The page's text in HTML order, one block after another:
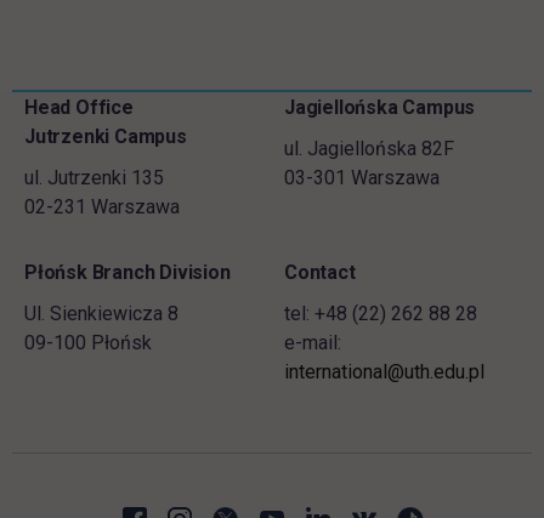
Skip
footer
Footer information
Head Office
Jutrzenki Campus
ul. Jutrzenki 135
02-231 Warszawa
Jagiellońska Campus
ul. Jagiellońska 82F
03-301 Warszawa
Płońsk Branch Division
Ul. Sienkiewicza 8
09-100 Płońsk
Contact
tel: +48 (22) 262 88 28
e-mail:
international@uth.edu.pl